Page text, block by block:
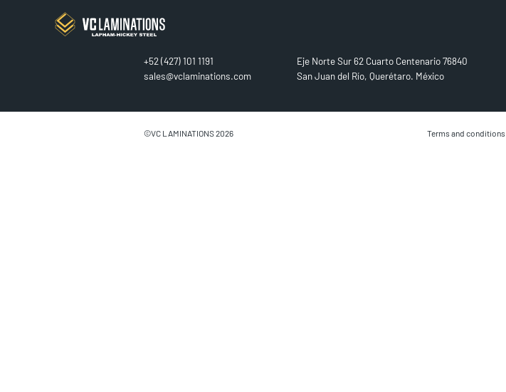
CONTACT
+52 (427) 101 1191
sales@vclaminations.com
Eje Norte Sur 62 Cuarto Centenario 76840
San Juan del Río, Querétaro. México
©VC LAMINATIONS 2026 Terms and conditions